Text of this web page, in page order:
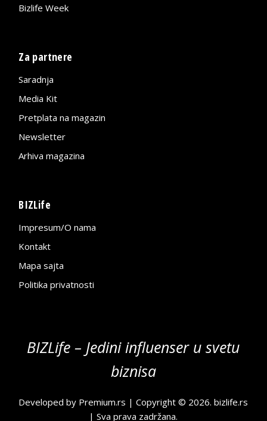
Bizlife Week
Za partnere
Saradnja
Media Kit
Pretplata na magazin
Newsletter
Arhiva magazina
BIZLife
Impresum/O nama
Kontakt
Mapa sajta
Politika privatnosti
BIZLife – Jedini influenser u svetu
biznisa
Developed by Premium.rs | Copyright © 2026.bizlife.rs
| Sva prava zadržana.